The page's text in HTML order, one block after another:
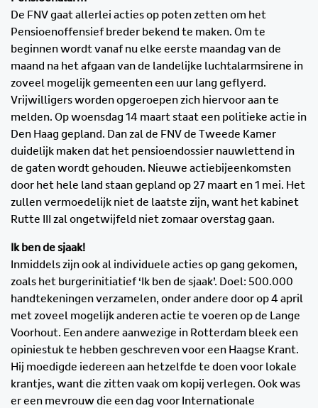
De FNV gaat allerlei acties op poten zetten om het
Pensioenoffensief breder bekend te maken. Om te
beginnen wordt vanaf nu elke eerste maandag van de
maand na het afgaan van de landelijke luchtalarmsirene in
zoveel mogelijk gemeenten een uur lang geflyerd.
Vrijwilligers worden opgeroepen zich hiervoor aan te
melden. Op woensdag 14 maart staat een politieke actie in
Den Haag gepland. Dan zal de FNV de Tweede Kamer
duidelijk maken dat het pensioendossier nauwlettend in
de gaten wordt gehouden. Nieuwe actiebijeenkomsten
door het hele land staan gepland op 27 maart en 1 mei. Het
zullen vermoedelijk niet de laatste zijn, want het kabinet
Rutte III zal ongetwijfeld niet zomaar overstag gaan.
Ik ben de sjaak!
Inmiddels zijn ook al individuele acties op gang gekomen,
zoals het burgerinitiatief ‘Ik ben de sjaak’. Doel: 500.000
handtekeningen verzamelen, onder andere door op 4 april
met zoveel mogelijk anderen actie te voeren op de Lange
Voorhout. Een andere aanwezige in Rotterdam bleek een
opiniestuk te hebben geschreven voor een Haagse Krant.
Hij moedigde iedereen aan hetzelfde te doen voor lokale
krantjes, want die zitten vaak om kopij verlegen. Ook was
er een mevrouw die een dag voor Internationale